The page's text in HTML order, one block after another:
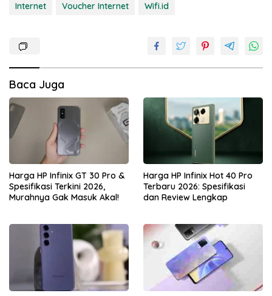
Internet Voucher Internet Wifi.id
Baca Juga
Harga HP Infinix GT 30 Pro &
Spesifikasi Terkini 2026,
Murahnya Gak Masuk Akal!
Harga HP Infinix Hot 40 Pro
Terbaru 2026: Spesifikasi
dan Review Lengkap